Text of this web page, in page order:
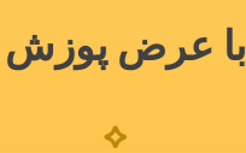
با عرض پوزش